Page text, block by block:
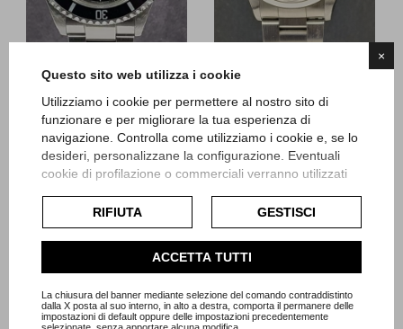
×
Questo sito web utilizza i cookie
Utilizziamo i cookie per permettere al nostro sito di
funzionare e per migliorare la tua esperienza di
navigazione. Controlla come utilizziamo i cookie e, se lo
desideri, personalizzane la configurazione. Eventuali
cookie di profilazione o commerciali verranno utilizzati
dell'utente e, se consentito, potrebbero essere utilizzati
per personalizzare gli annunci pubblicitari. Per ulteriori
informazioni su come Google utilizza i dati raccolti,
politica sulla privacy di Google
Consulta l'informativa cookie completa.
RIFIUTA GESTISCI
ACCETTA TUTTI
La chiusura del banner mediante selezione del comando contraddistinto
dalla X posta al suo interno, in alto a destra, comporta il permanere delle
impostazioni di default oppure delle impostazioni precedentemente
selezionate, senza apportare alcuna modifica.
Rolex
Sea-Dweller - senza buchi
Referenza 16600
Scatola e Garanzia
Articolo Rsw15
Prezzo
9.900,00 €
Rolex
Datejust
Referenza 16200
Garanzia Originale
Articolo Rz45
Prezzo
6.600,00 €